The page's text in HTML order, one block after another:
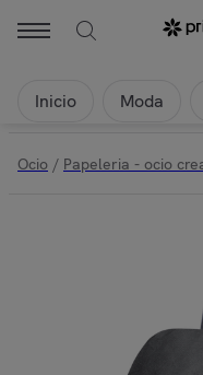
Inicio Moda
Ocio / Papeleria - ocio